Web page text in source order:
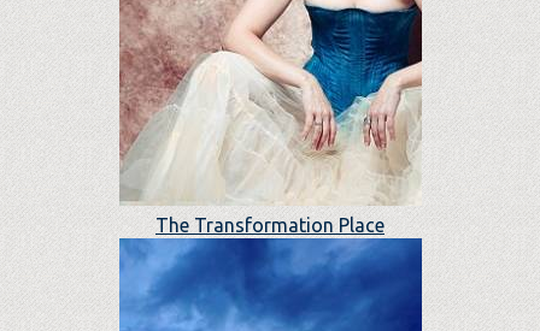
The Transformation Place